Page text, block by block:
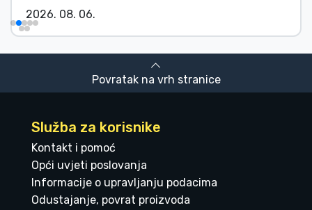
2026. 08. 06.
Povratak na vrh stranice
Služba za korisnike
Kontakt i pomoć
Opći uvjeti poslovanja
Informacije o upravljanju podacima
Odustajanje, povrat proizvoda